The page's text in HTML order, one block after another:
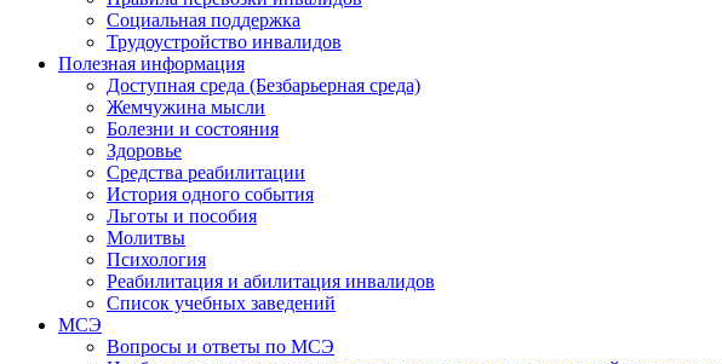
Социальная поддержка
Трудоустройство инвалидов
Полезная информация
Доступная среда (Безбарьерная среда)
Жемчужина мысли
Болезни и состояния
Здоровье
Средства реабилитации
История одного события
Льготы и пособия
Молитвы
Психология
Реабилитация и абилитация инвалидов
Список учебных заведений
МСЭ
Вопросы и ответы по МСЭ